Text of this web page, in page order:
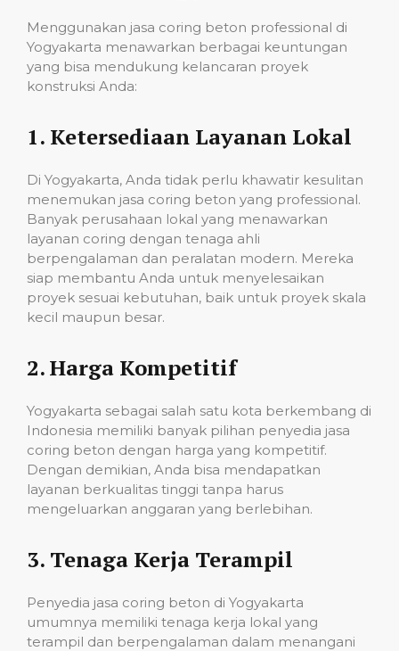
Menggunakan jasa coring beton professional di
Yogyakarta menawarkan berbagai keuntungan
yang bisa mendukung kelancaran proyek
konstruksi Anda:
1. Ketersediaan Layanan Lokal
Di Yogyakarta, Anda tidak perlu khawatir kesulitan
menemukan jasa coring beton yang professional.
Banyak perusahaan lokal yang menawarkan
layanan coring dengan tenaga ahli
berpengalaman dan peralatan modern. Mereka
siap membantu Anda untuk menyelesaikan
proyek sesuai kebutuhan, baik untuk proyek skala
kecil maupun besar.
2.Harga Kompetitif
Yogyakarta sebagai salah satu kota berkembang di
Indonesia memiliki banyak pilihan penyedia jasa
coring beton dengan harga yang kompetitif.
Dengan demikian, Anda bisa mendapatkan
layanan berkualitas tinggi tanpa harus
mengeluarkan anggaran yang berlebihan.
3. Tenaga Kerja Terampil
Penyedia jasa coring beton di Yogyakarta
umumnya memiliki tenaga kerja lokal yang
terampil dan berpengalaman dalam menangani